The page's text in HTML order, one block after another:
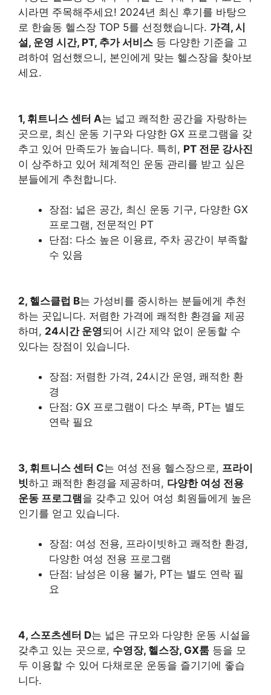
시라면 주목해주세요! 2024년 최신 후기를 바탕으
로 한솔동 헬스장 TOP 5를 선정했습니다. 가격, 시
설, 운영 시간, PT, 추가 서비스 등 다양한 기준을 고
려하여 엄선했으니, 본인에게 맞는 헬스장을 찾아보
세요.
1, 휘트니스 센터 A는 넓고 쾌적한 공간을 자랑하는
곳으로, 최신 운동 기구와 다양한 GX 프로그램을 갖
추고 있어 만족도가 높습니다. 특히, PT 전문 강사진
이 상주하고 있어 체계적인 운동 관리를 받고 싶은
분들에게 추천합니다.
장점: 넓은 공간, 최신 운동 기구, 다양한 GX
프로그램, 전문적인 PT
단점: 다소 높은 이용료, 주차 공간이 부족할
수 있음
2, 헬스클럽 B는 가성비를 중시하는 분들에게 추천
하는 곳입니다. 저렴한 가격에 쾌적한 환경을 제공
하며, 24시간 운영되어 시간 제약 없이 운동할 수
있다는 장점이 있습니다.
장점: 저렴한 가격, 24시간 운영, 쾌적한 환
경
단점: GX 프로그램이 다소 부족, PT는 별도
연락 필요
3, 휘트니스 센터 C는 여성 전용 헬스장으로, 프라이
빗하고 쾌적한 환경을 제공하며, 다양한 여성 전용
운동 프로그램을 갖추고 있어 여성 회원들에게 높은
인기를 얻고 있습니다.
장점: 여성 전용, 프라이빗하고 쾌적한 환경,
다양한 여성 전용 프로그램
단점: 남성은 이용 불가, PT는 별도 연락 필
요
4, 스포츠센터 D는 넓은 규모와 다양한 운동 시설을
갖추고 있는 곳으로, 수영장, 헬스장, GX룸 등을 모
두 이용할 수 있어 다채로운 운동을 즐기기에 좋습
니다.